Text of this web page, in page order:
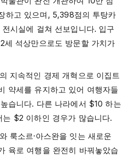
하고 있으며, 5,398점의 투탕카
시실에 걸쳐 선보입니다. 입구
세 석상만으로도 방문할 가치가
지속적인 경제 개혁으로 이집트
약세를 유지하고 있어 여행자들
습니다. 다른 나라에서 $10 하는
는 $2 이하인 경우가 많습니다.
룩소르·아스완을 잇는 새로운
육로 여행을 완전히 바꿔놓았습